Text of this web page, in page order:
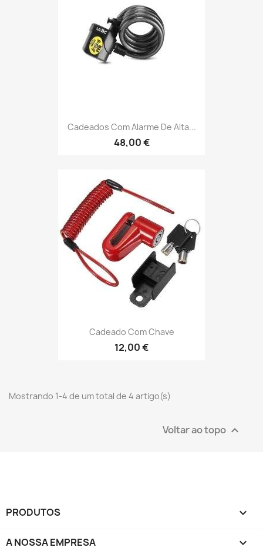
Cadeados Com Alarme De Alta...
48,00 €
Cadeado Com Chave
12,00 €
Mostrando 1-4 de um total de 4 artigo(s)
Voltar ao topo 
PRODUTOS 
A NOSSA EMPRESA 